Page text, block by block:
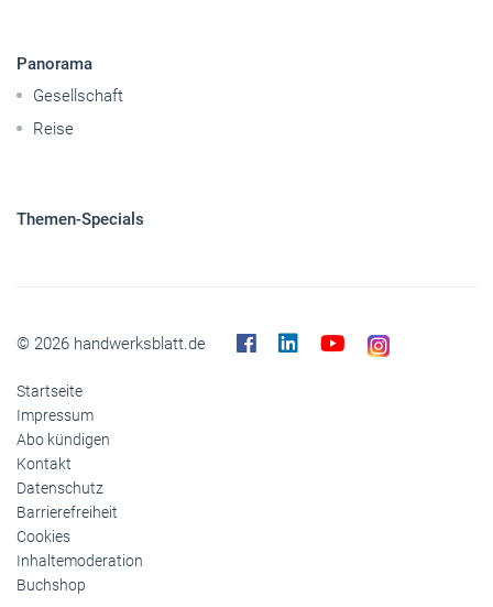
Panorama
Gesellschaft
Reise
Themen-Specials
© 2026 handwerksblatt.de
Startseite
Impressum
Abo kündigen
Kontakt
Datenschutz
Barrierefreiheit
Cookies
Inhaltemoderation
Buchshop